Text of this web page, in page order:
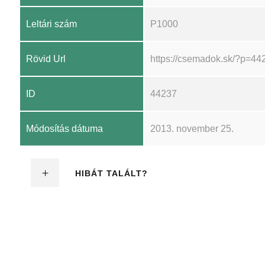
Leltári szám P1000
Rövid Url https://csemadok.sk/
ID 44237
Módosítás dátuma 2013. november 25.
HIBÁT TALÁLT?